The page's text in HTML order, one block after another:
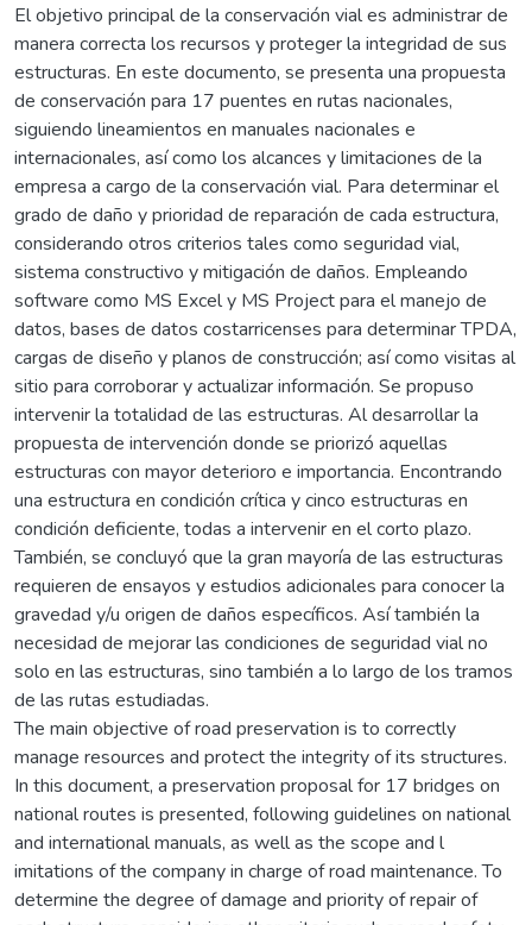
El objetivo principal de la conservación vial es administrar de
manera correcta los recursos y proteger la integridad de sus
estructuras. En este documento, se presenta una propuesta
de conservación para 17 puentes en rutas nacionales,
siguiendo lineamientos en manuales nacionales e
internacionales, así como los alcances y limitaciones de la
empresa a cargo de la conservación vial. Para determinar el
grado de daño y prioridad de reparación de cada estructura,
considerando otros criterios tales como seguridad vial,
sistema constructivo y mitigación de daños. Empleando
software como MS Excel y MS Project para el manejo de
datos, bases de datos costarricenses para determinar TPDA,
cargas de diseño y planos de construcción; así como visitas al
sitio para corroborar y actualizar información. Se propuso
intervenir la totalidad de las estructuras. Al desarrollar la
propuesta de intervención donde se priorizó aquellas
estructuras con mayor deterioro e importancia. Encontrando
una estructura en condición crítica y cinco estructuras en
condición deficiente, todas a intervenir en el corto plazo.
También, se concluyó que la gran mayoría de las estructuras
requieren de ensayos y estudios adicionales para conocer la
gravedad y/u origen de daños específicos. Así también la
necesidad de mejorar las condiciones de seguridad vial no
solo en las estructuras, sino también a lo largo de los tramos
de las rutas estudiadas.
The main objective of road preservation is to correctly
manage resources and protect the integrity of its structures.
In this document, a preservation proposal for 17 bridges on
national routes is presented, following guidelines on national
and international manuals, as well as the scope and l
imitations of the company in charge of road maintenance. To
determine the degree of damage and priority of repair of